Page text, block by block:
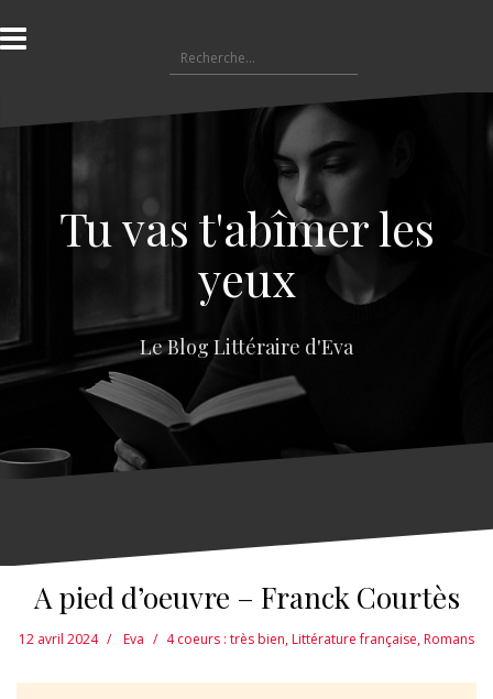
l
a
e
e
Tu vas t'abîmer les
yeux
Le Blog Littéraire d'Eva
A pied d’oeuvre – Franck Courtès
12 avril 2024 Eva 4 coeurs : très bien,Littérature française,Romans